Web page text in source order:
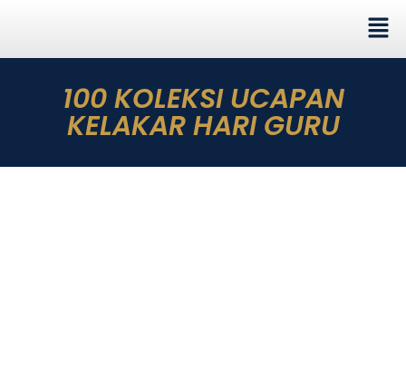
100 KOLEKSI UCAPAN
KELAKAR HARI GURU